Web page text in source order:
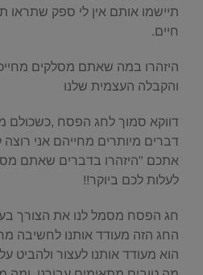
תיישמו אותם אין לי ספק שתראו
חיים.
היזהרו במה שאתם מסלקים
והקבלה העצמית שלנו
דווקא סמוך לחג הפסח ,כשכולם
דברים מיותרים מחייהם אני רוצה
אתכם "היזהרו בדברים שאתם
לעלות לכם ביוקר!!
חג הפסח מסמל לנו את הצורך
החג הזה מעודד אותנו לחשיבה
הוא מעודד אותנו לעצור ולהביט